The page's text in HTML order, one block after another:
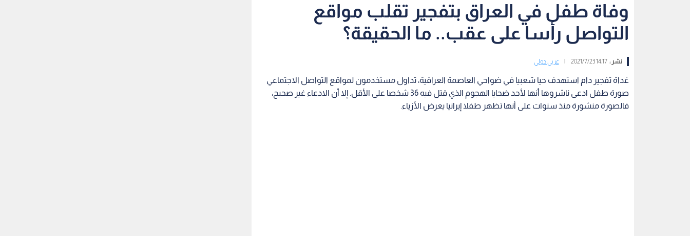
وفاة طفل في العراق بتفجير تقلب مواقع
التواصل رأسا على عقب.. ما الحقيقة؟
نشر :14:17 2021/7/23 عربي دولي
غداة تفجير دام استهدف حيا شعبيا في ضواحي العاصمة العراقية، تداول مستخدمون لمواقع التواصل الاجتماعي
صورة طفل ادعى ناشروها أنها لأحد ضحايا الهجوم الذي قتل فيه 36 شخصا على الأقل. إلا أن الادعاء غير صحيح،
فالصورة منشورة منذ سنوات على أنها تظهر طفلا إيرانيا يعرض الأزياء.